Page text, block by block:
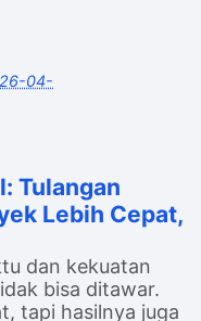
04-
Tulangan
Lebih Cepat,
dan kekuatan
bisa ditawar.
tapi hasilnya juga